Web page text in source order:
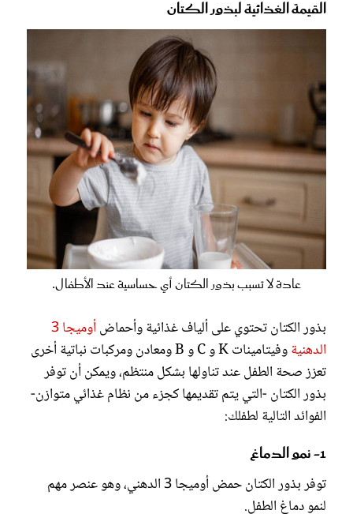
القيمة الغذائية لبذور الكتان
عادة لا تسبب بذور الكتان أي حساسية عند الأطفال.
بذور الكتان تحتوي على ألياف غذائية وأحماض
أوميجا 3
الدهنية
وفيتامينات K و C و B ومعادن ومركبات نباتية أخرى
تعزز صحة الطفل عند تناولها بشكل منتظم، ويمكن أن توفر
بذور الكتان -التي يتم تقديمها كجزء من نظام غذائي متوازن-
الفوائد التالية لطفلك:
1- نمو الدماغ
توفر بذور الكتان حمض أوميجا 3 الدهني، وهو عنصر مهم
لنمو دماغ الطفل.